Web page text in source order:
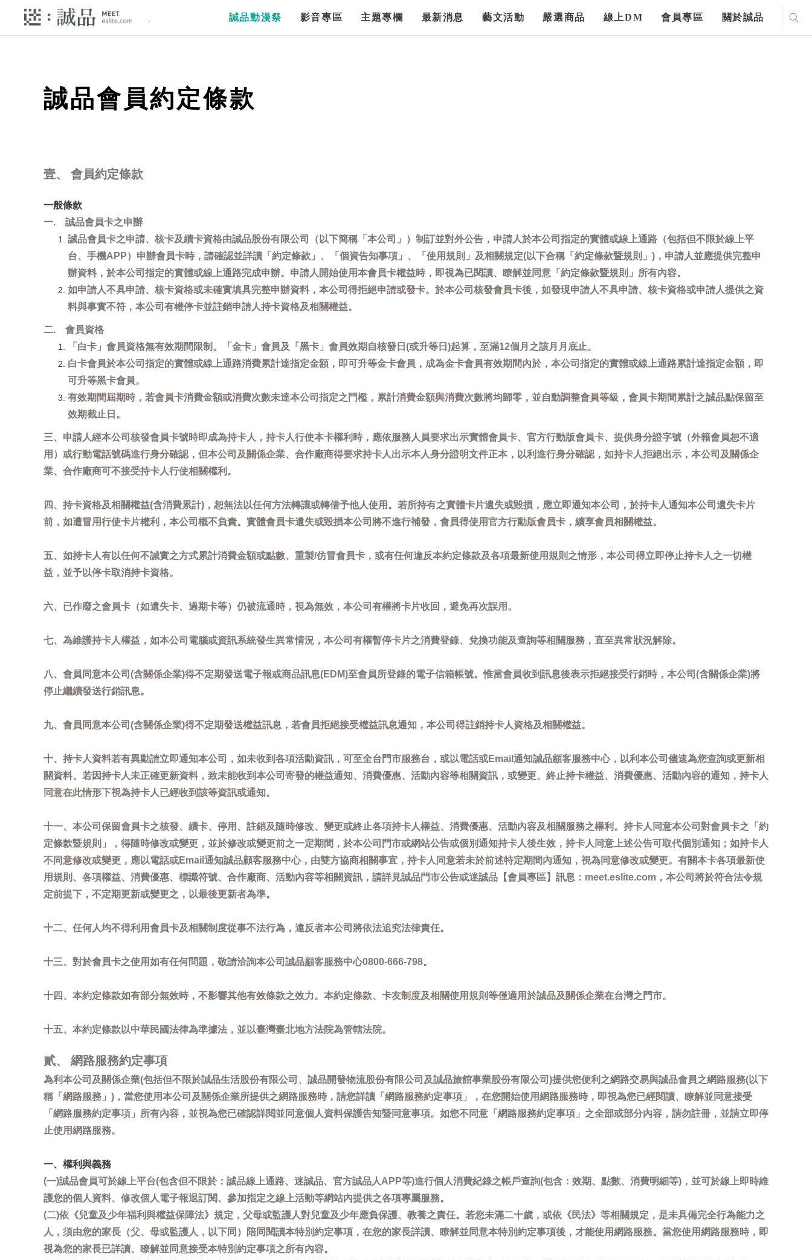
誠品動漫祭 影音專區 主題專欄 最新消息 藝文活動 嚴選商品 線上DM 會員專區 關於誠品
誠品會員約定條款
壹、 會員約定條款
一般條款
一. 誠品會員卡之申辦
誠品會員卡之申請、核卡及續卡資格由誠品股份有限公司（以下簡稱「本公司」）制訂並對外公告，申請人於本公司指定的實體或線上通路（包括但不限於線上平
台、手機APP）申辦會員卡時，請確認並詳讀「約定條款」、「個資告知事項」、「使用規則」及相關規定(以下合稱「約定條款暨規則」)，申請人並應提供完整申
辦資料，於本公司指定的實體或線上通路完成申辦。申請人開始使用本會員卡權益時，即視為已閱讀、瞭解並同意「約定條款暨規則」所有內容。
如申請人不具申請、核卡資格或未確實填具完整申辦資料，本公司得拒絕申請或發卡。於本公司核發會員卡後，如發現申請人不具申請、核卡資格或申請人提供之資
料與事實不符，本公司有權停卡並註銷申請人持卡資格及相關權益。
二. 會員資格
「白卡」會員資格無有效期間限制。「金卡」會員及「黑卡」會員效期自核發日(或升等日)起算，至滿12個月之該月月底止。
白卡會員於本公司指定的實體或線上通路消費累計達指定金額，即可升等金卡會員，成為金卡會員有效期間內於，本公司指定的實體或線上通路累計達指定金額，即
可升等黑卡會員。
有效期間屆期時，若會員卡消費金額或消費次數未達本公司指定之門檻，累計消費金額與消費次數將均歸零，並自動調整會員等級，會員卡期間累計之誠品點保留至
效期截止日。
三、申請人經本公司核發會員卡號時即成為持卡人，持卡人行使本卡權利時，應依服務人員要求出示實體會員卡、官方行動版會員卡、提供身分證字號（外籍會員恕不適
用）或行動電話號碼進行身分確認，但本公司及關係企業、合作廠商得要求持卡人出示本人身分證明文件正本，以利進行身分確認，如持卡人拒絕出示，本公司及關係企
業、合作廠商可不接受持卡人行使相關權利。
四、持卡資格及相關權益(含消費累計)，恕無法以任何方法轉讓或轉借予他人使用。若所持有之實體卡片遺失或毀損，應立即通知本公司，於持卡人通知本公司遺失卡片
前，如遭冒用行使卡片權利，本公司概不負責。實體會員卡遺失或毀損本公司將不進行補發，會員得使用官方行動版會員卡，續享會員相關權益。
五、如持卡人有以任何不誠實之方式累計消費金額或點數、重製/仿冒會員卡，或有任何違反本約定條款及各項最新使用規則之情形，本公司得立即停止持卡人之一切權
益，並予以停卡取消持卡資格。
六、已作廢之會員卡（如遺失卡、過期卡等）仍被流通時，視為無效，本公司有權將卡片收回，避免再次誤用。
七、為維護持卡人權益，如本公司電腦或資訊系統發生異常情況，本公司有權暫停卡片之消費登錄、兌換功能及查詢等相關服務，直至異常狀況解除。
八、會員同意本公司(含關係企業)得不定期發送電子報或商品訊息(EDM)至會員所登錄的電子信箱帳號。惟當會員收到訊息後表示拒絕接受行銷時，本公司(含關係企業)將
停止繼續發送行銷訊息。
九、會員同意本公司(含關係企業)得不定期發送權益訊息，若會員拒絕接受權益訊息通知，本公司得註銷持卡人資格及相關權益。
十、持卡人資料若有異動請立即通知本公司，如未收到各項活動資訊，可至全台門市服務台，或以電話或Email通知誠品顧客服務中心，以利本公司儘速為您查詢或更新相
關資料。若因持卡人未正確更新資料，致未能收到本公司寄發的權益通知、消費優惠、活動內容等相關資訊，或變更、終止持卡權益、消費優惠、活動內容的通知，持卡人
同意在此情形下視為持卡人已經收到該等資訊或通知。
十一、本公司保留會員卡之核發、續卡、停用、註銷及隨時修改、變更或終止各項持卡人權益、消費優惠、活動內容及相關服務之權利。持卡人同意本公司對會員卡之「約
定條款暨規則」，得隨時修改或變更，並於修改或變更前之一定期間，於本公司門市或網站公告或個別通知持卡人後生效，持卡人同意上述公告可取代個別通知；如持卡人
不同意修改或變更，應以電話或Email通知誠品顧客服務中心，由雙方協商相關事宜，持卡人同意若未於前述特定期間內通知，視為同意修改或變更。有關本卡各項最新使
用規則、各項權益、消費優惠、標識符號、合作廠商、活動內容等相關資訊，請詳見誠品門市公告或迷誠品【會員專區】訊息：meet.eslite.com，本公司將於符合法令規
定前提下，不定期更新或變更之，以最後更新者為準。
十二、任何人均不得利用會員卡及相關制度從事不法行為，違反者本公司將依法追究法律責任。
十三、對於會員卡之使用如有任何問題，敬請洽詢本公司誠品顧客服務中心0800-666-798。
十四、本約定條款如有部分無效時，不影響其他有效條款之效力。本約定條款、卡友制度及相關使用規則等僅適用於誠品及關係企業在台灣之門市。
十五、本約定條款以中華民國法律為準據法，並以臺灣臺北地方法院為管轄法院。
貳、 網路服務約定事項
為利本公司及關係企業(包括但不限於誠品生活股份有限公司、誠品開發物流股份有限公司及誠品旅館事業股份有限公司)提供您便利之網路交易與誠品會員之網路服務(以下
稱「網路服務」)，當您使用本公司及關係企業所提供之網路服務時，請您詳讀「網路服務約定事項」，在您開始使用網路服務時，即視為您已經閱讀、瞭解並同意接受
「網路服務約定事項」所有內容，並視為您已確認詳閱並同意個人資料保護告知暨同意事項。如您不同意「網路服務約定事項」之全部或部分內容，請勿註冊，並請立即停
止使用網路服務。
一、權利與義務
(一)誠品會員可於線上平台(包含但不限於：誠品線上通路、迷誠品、官方誠品人APP等)進行個人消費紀錄之帳戶查詢(包含：效期、點數、消費明細等)，並可於線上即時維
護您的個人資料、修改個人電子報退訂閱、參加指定之線上活動等網站內提供之各項專屬服務。
(二)依《兒童及少年福利與權益保障法》規定，父母或監護人對兒童及少年應負保護、教養之責任。若您未滿二十歲，或依《民法》等相關規定，是未具備完全行為能力之
人，須由您的家長（父、母或監護人，以下同）陪同閱讀本特別約定事項，在您的家長詳讀、瞭解並同意本特別約定事項後，才能使用網路服務。當您使用網路服務時，即
視為您的家長已詳讀、瞭解並同意接受本特別約定事項之所有內容。